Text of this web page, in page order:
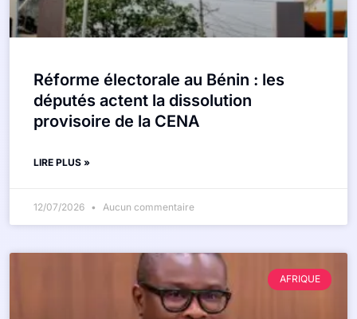
Réforme électorale au Bénin : les
députés actent la dissolution
provisoire de la CENA
LIRE PLUS »
12/07/2026 Aucun commentaire
AFRIQUE